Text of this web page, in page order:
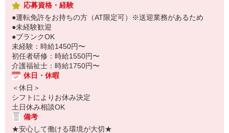
応募資格・経験
●運転免許をお持ちの方（AT限定可）※送迎業務があるため
●未経験歓迎
●ブランクOK
未経験：時給1450円〜
初任者研修：時給1550円〜
介護福祉士：時給1750円〜
休日・休暇
＜休日＞
シフトによりお休み決定
土日休み相談OK
備考
★安心して働ける環境が大切★